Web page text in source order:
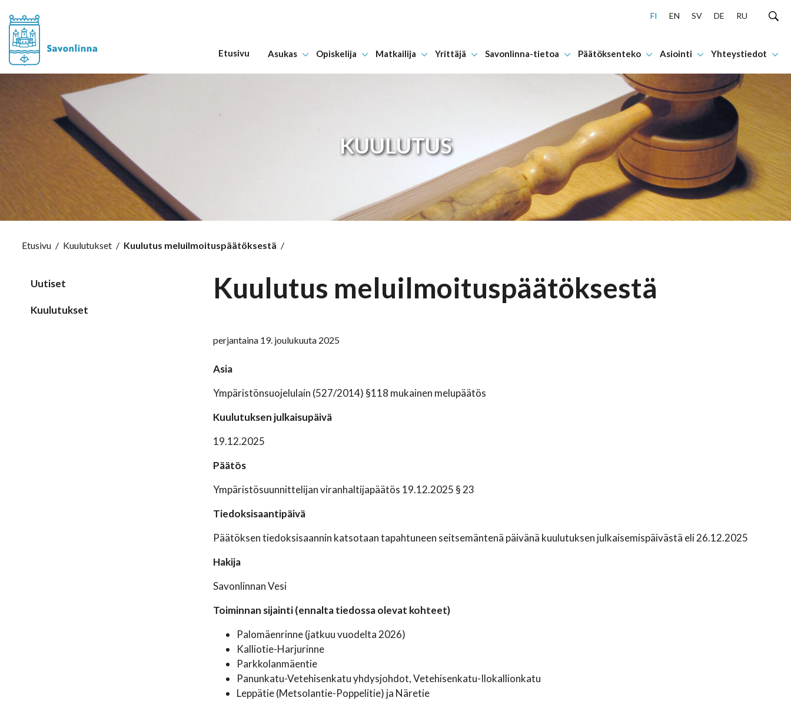
FI EN SV DE RU
Etusivu Asukas Opiskelija Matkailija Yrittäjä Savonlinna-tietoa Päätöksenteko Asiointi Yhteystiedot
KUULUTUS
Etusivu / Kuulutukset / Kuulutus meluilmoituspäätöksestä /
Uutiset
Kuulutukset
Kuulutus meluilmoituspäätöksestä
perjantaina 19. joulukuuta 2025
Asia
Ympäristönsuojelulain (527/2014) §118 mukainen melupäätös
Kuulutuksen julkaisupäivä
19.12.2025
Päätös
Ympäristösuunnittelijan viranhaltijapäätös 19.12.2025 § 23
Tiedoksisaantipäivä
Päätöksen tiedoksisaannin katsotaan tapahtuneen seitsemäntenä päivänä kuulutuksen julkaisemispäivästä eli 26.12.2025
Hakija
Savonlinnan Vesi
Toiminnan sijainti (ennalta tiedossa olevat kohteet)
Palomäenrinne (jatkuu vuodelta 2026)
Kalliotie-Harjurinne
Parkkolanmäentie
Panunkatu-Vetehisenkatu yhdysjohdot, Vetehisenkatu-Ilokallionkatu
Leppätie (Metsolantie-Poppelitie) ja Näretie